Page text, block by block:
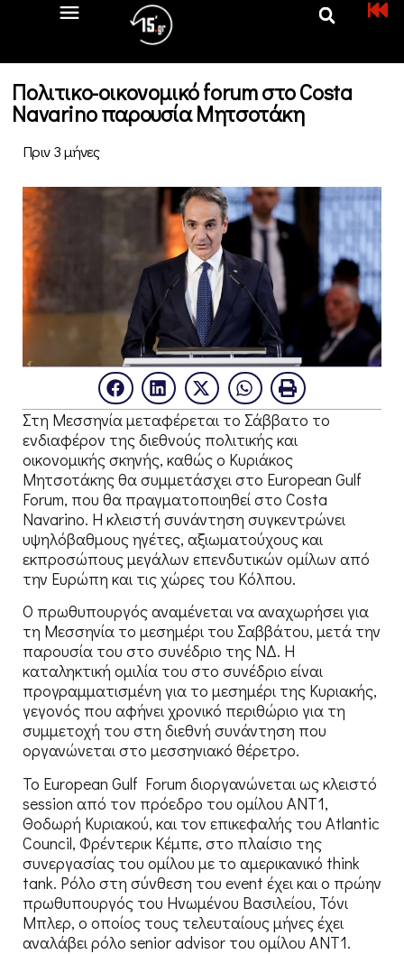
Πολιτικο-οικονομικό forum στο Costa
Navarino παρουσία Μητσοτάκη
Πριν 3 μήνες
Στη Μεσσηνία μεταφέρεται το Σάββατο το
ενδιαφέρον της διεθνούς πολιτικής και
οικονομικής σκηνής, καθώς ο Κυριάκος
Μητσοτάκης θα συμμετάσχει στο European Gulf
Forum, που θα πραγματοποιηθεί στο Costa
Navarino. Η κλειστή συνάντηση συγκεντρώνει
υψηλόβαθμους ηγέτες, αξιωματούχους και
εκπροσώπους μεγάλων επενδυτικών ομίλων από
την Ευρώπη και τις χώρες του Κόλπου.
Ο πρωθυπουργός αναμένεται να αναχωρήσει για
τη Μεσσηνία το μεσημέρι του Σαββάτου, μετά την
παρουσία του στο συνέδριο της ΝΔ. Η
καταληκτική ομιλία του στο συνέδριο είναι
προγραμματισμένη για το μεσημέρι της Κυριακής,
γεγονός που αφήνει χρονικό περιθώριο για τη
συμμετοχή του στη διεθνή συνάντηση που
οργανώνεται στο μεσσηνιακό θέρετρο.
Το European Gulf Forum διοργανώνεται ως κλειστό
session από τον πρόεδρο του ομίλου ΑΝΤ1,
Θοδωρή Κυριακού, και τον επικεφαλής του Atlantic
Council, Φρέντερικ Κέμπε, στο πλαίσιο της
συνεργασίας του ομίλου με το αμερικανικό think
tank. Ρόλο στη σύνθεση του event έχει και ο πρώην
πρωθυπουργός του Ηνωμένου Βασιλείου, Τόνι
Μπλερ, ο οποίος τους τελευταίους μήνες έχει
αναλάβει ρόλο senior advisor του ομίλου ΑΝΤ1.